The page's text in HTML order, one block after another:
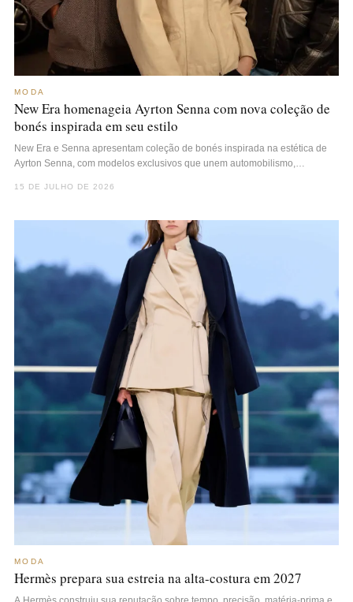
MODA
New Era homenageia Ayrton Senna com nova coleção de
bonés inspirada em seu estilo
New Era e Senna apresentam coleção de bonés inspirada na estética de
Ayrton Senna, com modelos exclusivos que unem automobilismo,…
15 DE JULHO DE 2026
MODA
Hermès prepara sua estreia na alta-costura em 2027